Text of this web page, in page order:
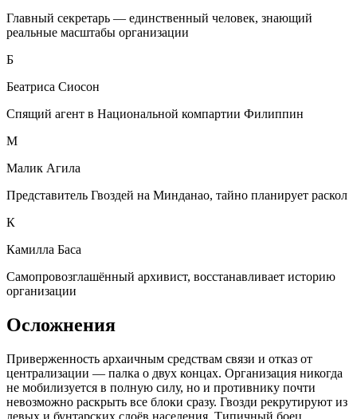
Главный секретарь — единственный человек, знающий
реальные масштабы организации
Б
Беатриса Сиосон
Спящий агент в Национальной компартии Филиппин
М
Малик Агила
Представитель Гвоздей на Минданао, тайно планирует раскол
К
Камилла Баса
Самопровозглашённый архивист, восстанавливает историю
организации
Осложнения
Приверженность архаичным средствам связи и отказ от
централизации — палка о двух концах. Организация никогда
не мобилизуется в полную силу, но и противнику почти
невозможно раскрыть все блоки сразу. Гвозди рекрутируют из